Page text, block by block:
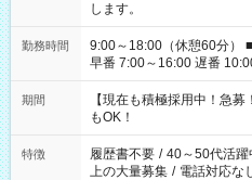
します。
勤務時間
9:00～18:00（休憩60分） ■ご希望があれば下記シフトもOK！
早番 7:00～16:00 遅番 10:00～19:00 「家族
い」 「余裕を持って夕飯
たくない」 など、ご希望を教えて
の方へ 今ご覧のお仕事で
の勤務時間。 合計で週40
期間
【現在も積極採用中！急
もOK！
特徴 履歴書不要 / 40～50代活躍
上の大量募集 / 電話対応な